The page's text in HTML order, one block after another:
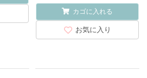
カゴに入れる
お気に入り